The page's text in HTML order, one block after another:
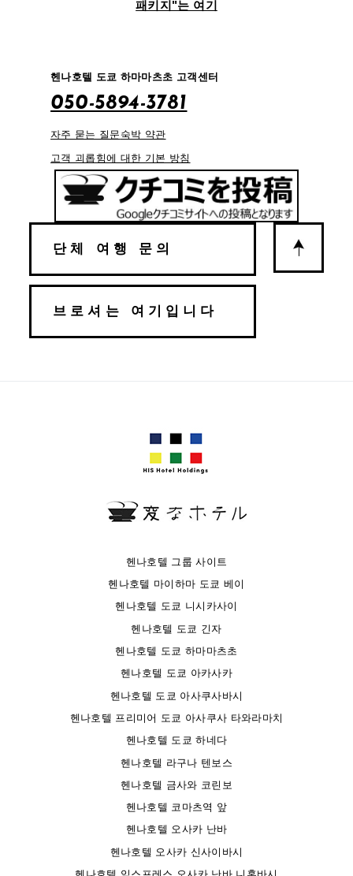
패키지"는 여기
헨나호텔 도쿄 하마마츠초 고객센터
050-5894-3781
자주 묻는 질문 숙박 약관
고객 괴롭힘에 대한 기본 방침
단체 여행 문의
브로셔는 여기입니다
헨나호텔 그룹 사이트
헨나호텔 마이하마 도쿄 베이
헨나호텔 도쿄 니시카사이
헨나호텔 도쿄 긴자
헨나호텔 도쿄 하마마츠초
헨나호텔 도쿄 아카사카
헨나호텔 도쿄 아사쿠사바시
헨나호텔 프리미어 도쿄 아사쿠사 타와라마치
헨나호텔 도쿄 하네다
헨나호텔 라구나 텐보스
헨나호텔 금사와 코린보
헨나호텔 코마츠역 앞
헨나호텔 오사카 난바
헨나호텔 오사카 신사이바시